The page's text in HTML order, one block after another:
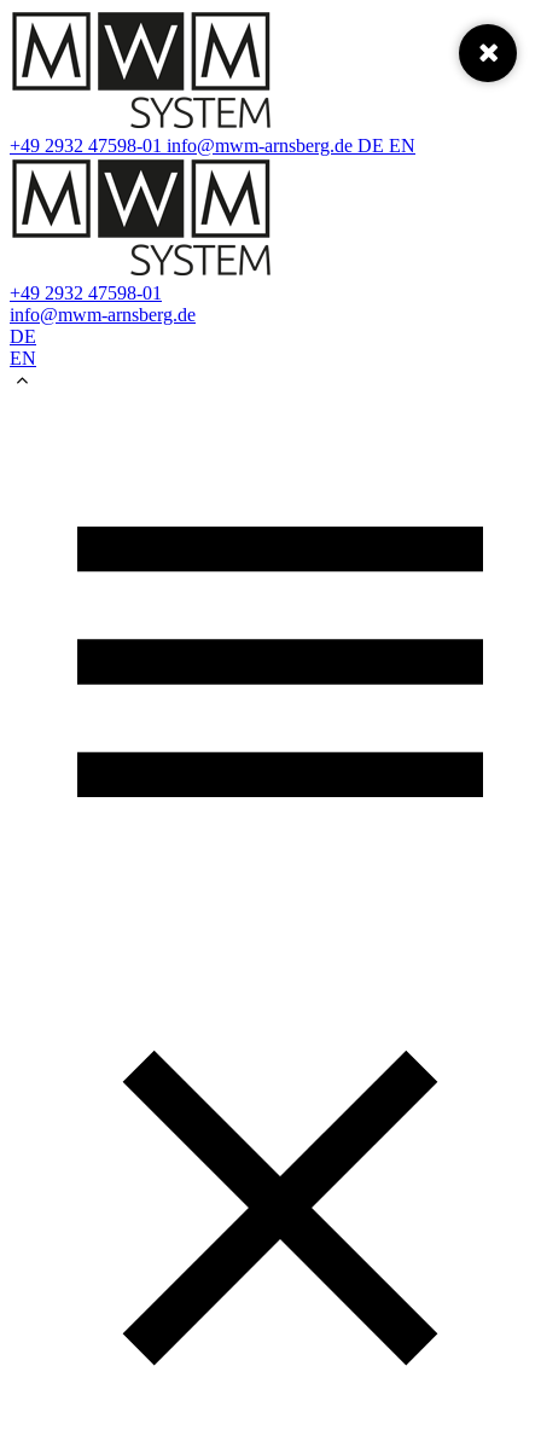
+49 2932 47598-01 info@mwm-arnsberg.de DE EN
+49 2932 47598-01
info@mwm-arnsberg.de
DE
EN